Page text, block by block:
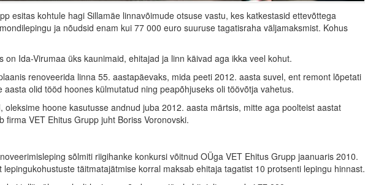
esitas kohtule hagi Sillamäe linnavõimude otsuse vastu, kes katkestasid ettevõttega
ja nõudsid enam kui 77 000 euro suuruse tagatisraha väljamaksmist. Kohus
on Ida-Virumaa üks kaunimaid, ehitajad ja linn käivad aga ikka veel kohut.
renoveerida linna 55. aastapäevaks, mida peeti 2012. aasta suvel, ent remont lõpetati
aasta olid tööd hoones külmutatud ning peapõhjuseks oli töövõtja vahetus.
oleksime hoone kasutusse andnud juba 2012. aasta märtsis, mitte aga poolteist aastat
firma VET Ehitus Grupp juht Boriss Voronovski.
sõlmiti riigihanke konkursi võitnud OÜga VET Ehitus Grupp jaanuaris 2010.
täitmatajätmise korral maksab ehitaja tagatist 10 protsenti lepingu hinnast.